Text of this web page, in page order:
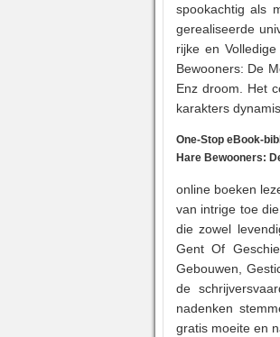
spookachtig als
gerealiseerde
rijke en
Bewooners: De
Enz droom. Het
karakters
One-Stop eBook-
Hare Bewooners:
online boeken
van intrige toe
die zowel
Gent Of
Gebouwen,
de
nadenken
gratis moeite en